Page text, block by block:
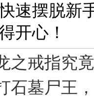
速摆脱新
开心！
之戒指究
石墓尸王